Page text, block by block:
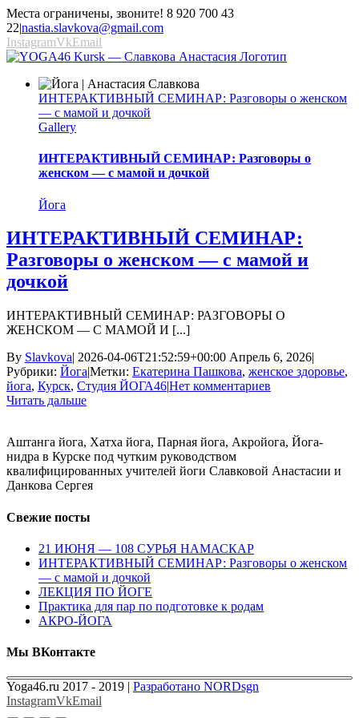
Места ограничены, звоните! 8 920 700 43
22|nastia.slavkova@gmail.com
InstagramVkEmail
ИНТЕРАКТИВНЫЙ СЕМИНАР: Разговоры о женском
— с мамой и дочкой
Gallery
ИНТЕРАКТИВНЫЙ СЕМИНАР: Разговоры о
женском — с мамой и дочкой
Йога
ИНТЕРАКТИВНЫЙ СЕМИНАР:
Разговоры о женском — с мамой и
дочкой
ИНТЕРАКТИВНЫЙ СЕМИНАР: РАЗГОВОРЫ О
ЖЕНСКОМ — С МАМОЙ И [...]
By Slavkova| 2026-04-06T21:52:59+00:00 Апрель 6, 2026|
Рубрики: Йога|Метки: Екатерина Пашкова, женское здоровье,
йога, Курск, Студия ЙОГА46|Нет комментариев
Читать дальше
Аштанга йога, Хатха йога, Парная йога, Акройога, Йога-
нидра в Курске под чутким руководством
квалифицированных учителей йоги Славковой Анастасии и
Данкова Сергея
Свежие посты
21 ИЮНЯ — 108 СУРЬЯ НАМАСКАР
ИНТЕРАКТИВНЫЙ СЕМИНАР: Разговоры о женском
— с мамой и дочкой
ЛЕКЦИЯ ПО ЙОГЕ
Практика для пар по подготовке к родам
АКРО-ЙОГА
Мы ВКонтакте
Yoga46.ru 2017 - 2019 | Разработано NORDsgn
InstagramVkEmail